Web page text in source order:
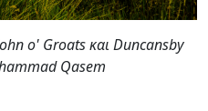
o' Groats και Duncansby
Qasem